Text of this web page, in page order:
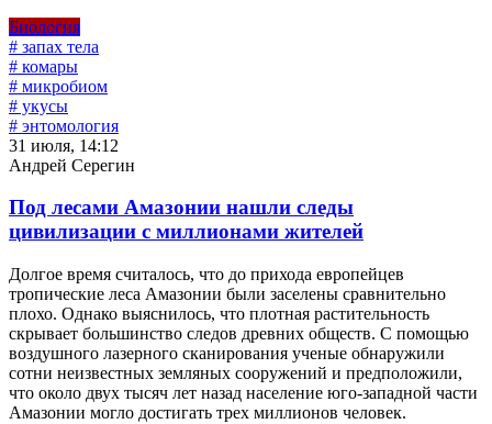
Биология
# запах тела
# комары
# микробиом
# укусы
# энтомология
31 июля, 14:12
Андрей Серегин
Под лесами Амазонии нашли следы
цивилизации с миллионами жителей
Долгое время считалось, что до прихода европейцев
тропические леса Амазонии были заселены сравнительно
плохо. Однако выяснилось, что плотная растительность
скрывает большинство следов древних обществ. С помощью
воздушного лазерного сканирования ученые обнаружили
сотни неизвестных земляных сооружений и предположили,
что около двух тысяч лет назад население юго-западной части
Амазонии могло достигать трех миллионов человек.